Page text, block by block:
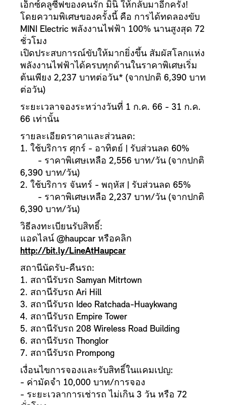
เอ็กซ์คลูซีฟของคนรัก มินิ ให้กลับมาอีกครั้ง!
โดยความพิเศษของครั้งนี้ คือ การได้ทดลองขับ
MINI Electric พลังงานไฟฟ้า 100% นานสูงสุด 72
ชั่วโมง
เปิดประสบการณ์ขับให้มากยิ่งขึ้น สัมผัสโลกแห่ง
พลังงานไฟฟ้าได้ครบทุกด้านในราคาพิเศษเริ่ม
ต้นเพียง 2,237 บาทต่อวัน* (จากปกติ 6,390 บาท
ต่อวัน)
ระยะเวลาจองระหว่างวันที่ 1 ก.ค. 66 - 31 ก.ค.
66 เท่านั้น
รายละเอียดราคาและส่วนลด:
1. ใช้บริการ ศุกร์ - อาทิตย์ | รับส่วนลด 60%
- ราคาพิเศษเหลือ 2,556 บาท/วัน (จากปกติ
6,390 บาท/วัน)
2. ใช้บริการ จันทร์ - พฤหัส | รับส่วนลด 65%
- ราคาพิเศษเหลือ 2,237 บาท/วัน (จากปกติ
6,390 บาท/วัน)
วิธีลงทะเบียนรับสิทธิ์:
แอดไลน์ @haupcar หรือคลิก
http://bit.ly/LineAtHaupcar
สถานีนัดรับ-คืนรถ:
1. สถานีรับรถ Samyan Mitrtown
2. สถานีรับรถ Ari Hill
3. สถานีรับรถ Ideo Ratchada-Huaykwang
4. สถานีรับรถ Empire Tower
5. สถานีรับรถ 208 Wireless Road Building
6. สถานีรับรถ Thonglor
7. สถานีรับรถ Prompong
เงื่อนไขการจองและรับสิทธิ์ในแคมเปญ:
- ค่ามัดจำ 10,000 บาท/การจอง
- ระยะเวลาการเช่ารถ ไม่เกิน 3 วัน หรือ 72